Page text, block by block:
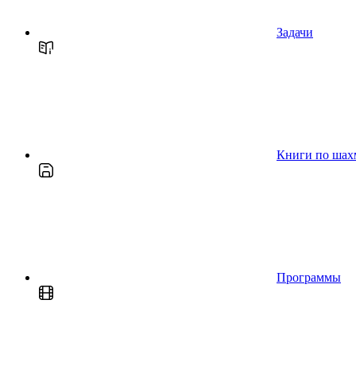
Задачи
Книги по
Программы